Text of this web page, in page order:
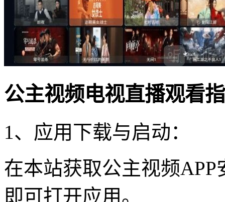
公主视频电视直播观看
1、应用下载与启动：
在本站获取公主视频
即可打开应用。